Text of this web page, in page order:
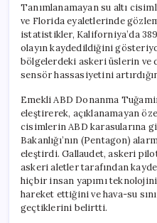
Tanımlanamayan su altı
ve Florida eyaletlerinde
istatistikler, Kaliforniya’da
olayın kaydedildiğini
bölgelerdeki askeri üslerin ve
sensör hassasiyetini
Emekli ABD Donanma
eleştirerek, açıklanamayan
cisimlerin ABD karasularına
Bakanlığı’nın (Pentagon)
eleştirdi. Gallaudet, askeri
askeri aletler tarafından
hiçbir insan yapımı
hareket ettiğini ve hava-su
geçtiklerini belirtti.